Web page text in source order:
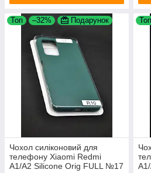
Топ –32% Подарунок
Чохол силіконовий для
телефону Xiaomi Redmi
A1/A2 Silicone Orig FULL №17
Топ